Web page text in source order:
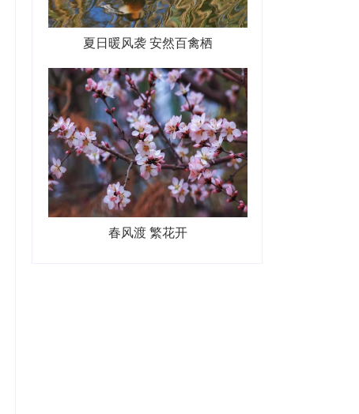
夏日暖风袭 安然百禽栖
春风渡 繁花开